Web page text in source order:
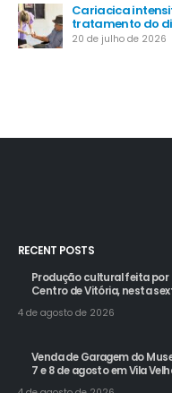
Cariacica
tratamento do
20 de julho de 2026
RECENT POSTS
Produção cultural feita
Centro de Vitória, nesta
4 de agosto de 2026
Venda de Garagem do
7 e 8 de agosto em Vila